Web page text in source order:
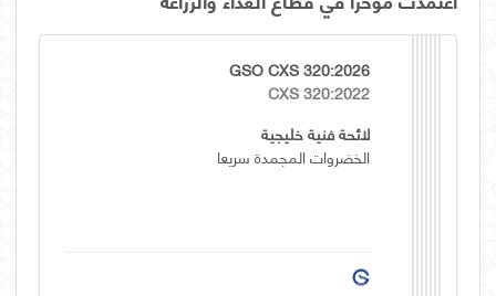
GSO CXS 320:2026
CXS 320:2022
لائحة فنية خليجية
الخضروات المجمدة سريعا